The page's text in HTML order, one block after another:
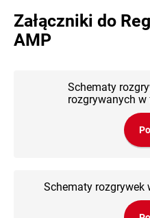
Załączniki do
AMP
Schematy
rozgrywanych w
Schematy rozgrywek